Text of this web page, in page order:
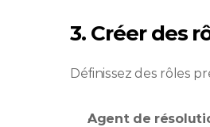
3. Créer des
Définissez des rôles
Agent de